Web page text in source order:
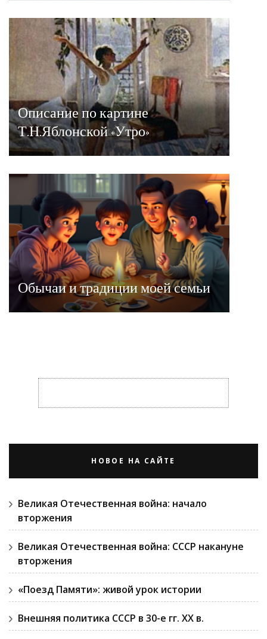
Описание по картине
Т.Н.Яблонской «Утро»
Обычаи и традиции моей семьи
НОВОЕ НА САЙТЕ
Великая Отечественная война: начало
вторжения
Великая Отечественная война: СССР накануне
вторжения
«Поезд Памяти»: живой урок истории
Внешняя политика СССР в 30-е гг. ХХ в.